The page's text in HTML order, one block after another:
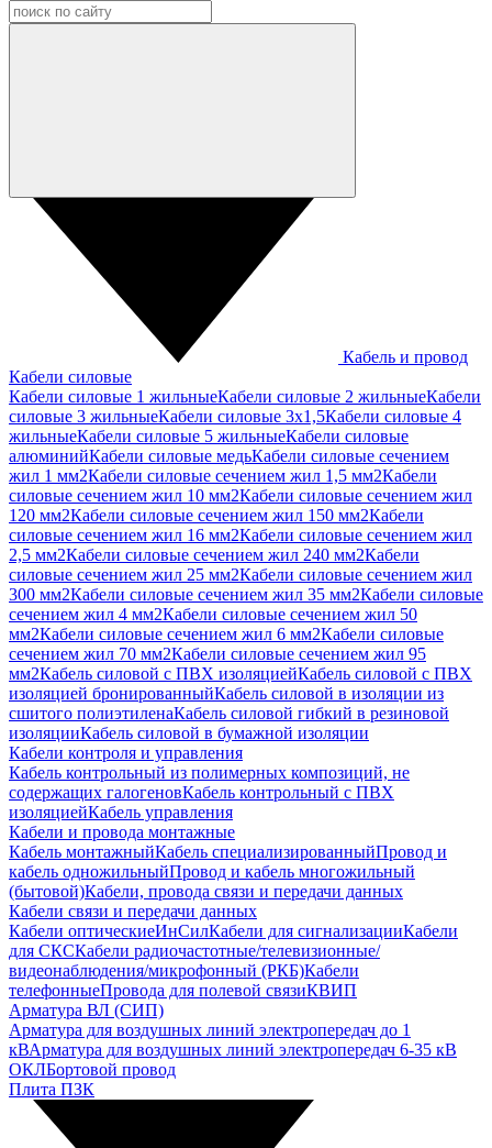
Кабель и провод
Кабели силовые
Кабели силовые 1 жильныеКабели силовые 2 жильныеКабели
силовые 3 жильныеКабели силовые 3х1,5Кабели силовые 4
жильныеКабели силовые 5 жильныеКабели силовые
алюминийКабели силовые медьКабели силовые сечением
жил 1 мм2Кабели силовые сечением жил 1,5 мм2Кабели
силовые сечением жил 10 мм2Кабели силовые сечением жил
120 мм2Кабели силовые сечением жил 150 мм2Кабели
силовые сечением жил 16 мм2Кабели силовые сечением жил
2,5 мм2Кабели силовые сечением жил 240 мм2Кабели
силовые сечением жил 25 мм2Кабели силовые сечением жил
300 мм2Кабели силовые сечением жил 35 мм2Кабели силовые
сечением жил 4 мм2Кабели силовые сечением жил 50
мм2Кабели силовые сечением жил 6 мм2Кабели силовые
сечением жил 70 мм2Кабели силовые сечением жил 95
мм2Кабель силовой с ПВХ изоляциейКабель силовой с ПВХ
изоляцией бронированныйКабель силовой в изоляции из
сшитого полиэтиленаКабель силовой гибкий в резиновой
изоляцииКабель силовой в бумажной изоляции
Кабели контроля и управления
Кабель контрольный из полимерных композиций, не
содержащих галогеновКабель контрольный с ПВХ
изоляциейКабель управления
Кабели и провода монтажные
Кабель монтажныйКабель специализированныйПровод и
кабель одножильныйПровод и кабель многожильный
(бытовой)Кабели, провода связи и передачи данных
Кабели связи и передачи данных
Кабели оптическиеИнСилКабели для сигнализацииКабели
для СКСКабели радиочастотные/телевизионные/
видеонаблюдения/микрофонный (РКБ)Кабели
телефонныеПровода для полевой связиКВИП
Арматура ВЛ (СИП)
Арматура для воздушных линий электропередач до 1
кВАрматура для воздушных линий электропередач 6-35 кВ
ОКЛБортовой провод
Плита ПЗК